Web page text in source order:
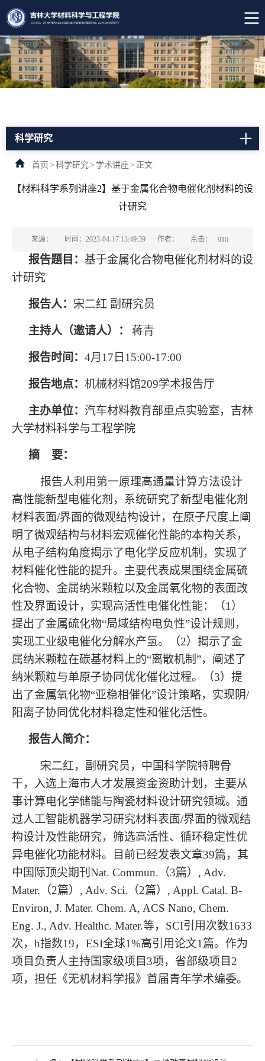
科学研究
首页 > 科学研究 > 学术讲座> 正文
【材料科学系列讲座2】基于金属化合物电催化剂材料的设
计研究
来源： 时间：2023-04-17 13:49:39 作者： 点击： 910
报告题目： 基于金属化合物电催化剂材料的设
计研究
报告人： 宋二红 副研究员
主持人 （邀请人） ： 蒋青
报告时间： 4月17日15:00-17:00
报告地点： 机械材料馆209学术报告厅
主办单位： 汽车材料教育部重点实验室，吉林
大学材料科学与工程学院
摘 要：
报告人利用第一原理高通量计算方法设计
高性能新型电催化剂，系统研究了新型电催化剂
材料表面/界面的微观结构设计，在原子尺度上阐
明了微观结构与材料宏观催化性能的本构关系，
从电子结构角度揭示了电化学反应机制，实现了
材料催化性能的提升。主要代表成果围绕金属硫
化合物、金属纳米颗粒以及金属氧化物的表面改
性及界面设计，实现高活性电催化性能：（1）
提出了金属硫化物“局域结构电负性”设计规则，
实现工业级电催化分解水产氢。（2）揭示了金
属纳米颗粒在碳基材料上的“离散机制”，阐述了
纳米颗粒与单原子协同优化催化过程。（3）提
出了金属氧化物“亚稳相催化”设计策略，实现阴/
阳离子协同优化材料稳定性和催化活性。
报告人简介：
宋二红，副研究员，中国科学院特聘骨
干，入选上海市人才发展资金资助计划，主要从
事计算电化学储能与陶瓷材料设计研究领域。通
过人工智能机器学习研究材料表面/界面的微观结
构设计及性能研究，筛选高活性、循环稳定性优
异电催化功能材料。目前已经发表文章39篇，其
中国际顶尖期刊Nat. Commun.（3篇）, Adv.
Mater.（2篇）, Adv. Sci.（2篇）, Appl. Catal. B-
Environ, J. Mater. Chem. A, ACS Nano, Chem.
Eng. J., Adv. Healthc. Mater.等，SCI引用次数1633
次，h指数19，ESI全球1%高引用论文1篇。作为
项目负责人主持国家级项目3项，省部级项目2
项，担任《无机材料学报》首届青年学术编委。